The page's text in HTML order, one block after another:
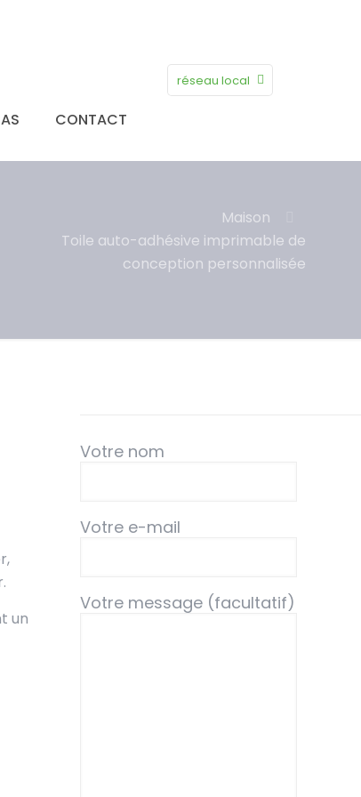
CONTACT
réseau local
Maison
Toile auto-adhésive imprimable de
conception personnalisée
un
Votre nom
Votre e-mail
Votre message (facultatif)